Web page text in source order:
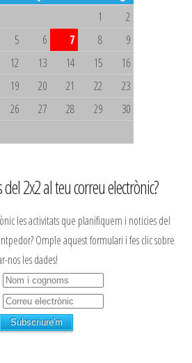
1
2
5 6 7 8
9
12 13 14 15
16
19 20 21 22
23
26 27 28 29
30
2x2 al teu correu electrònic?
les activitats que planifiquem i noticies del
Omple aquest formulari i fes clic sobre
nos les dades!